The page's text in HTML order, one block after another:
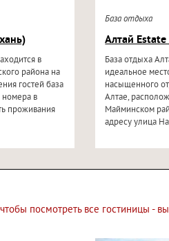
в
района на
гостей база
номера в
проживания
База отдыха
Алтай
База отдыха
идеальное
насыщенного
Алтае,
Майминском
адресу улица
чтобы посмотреть все гостиницы -